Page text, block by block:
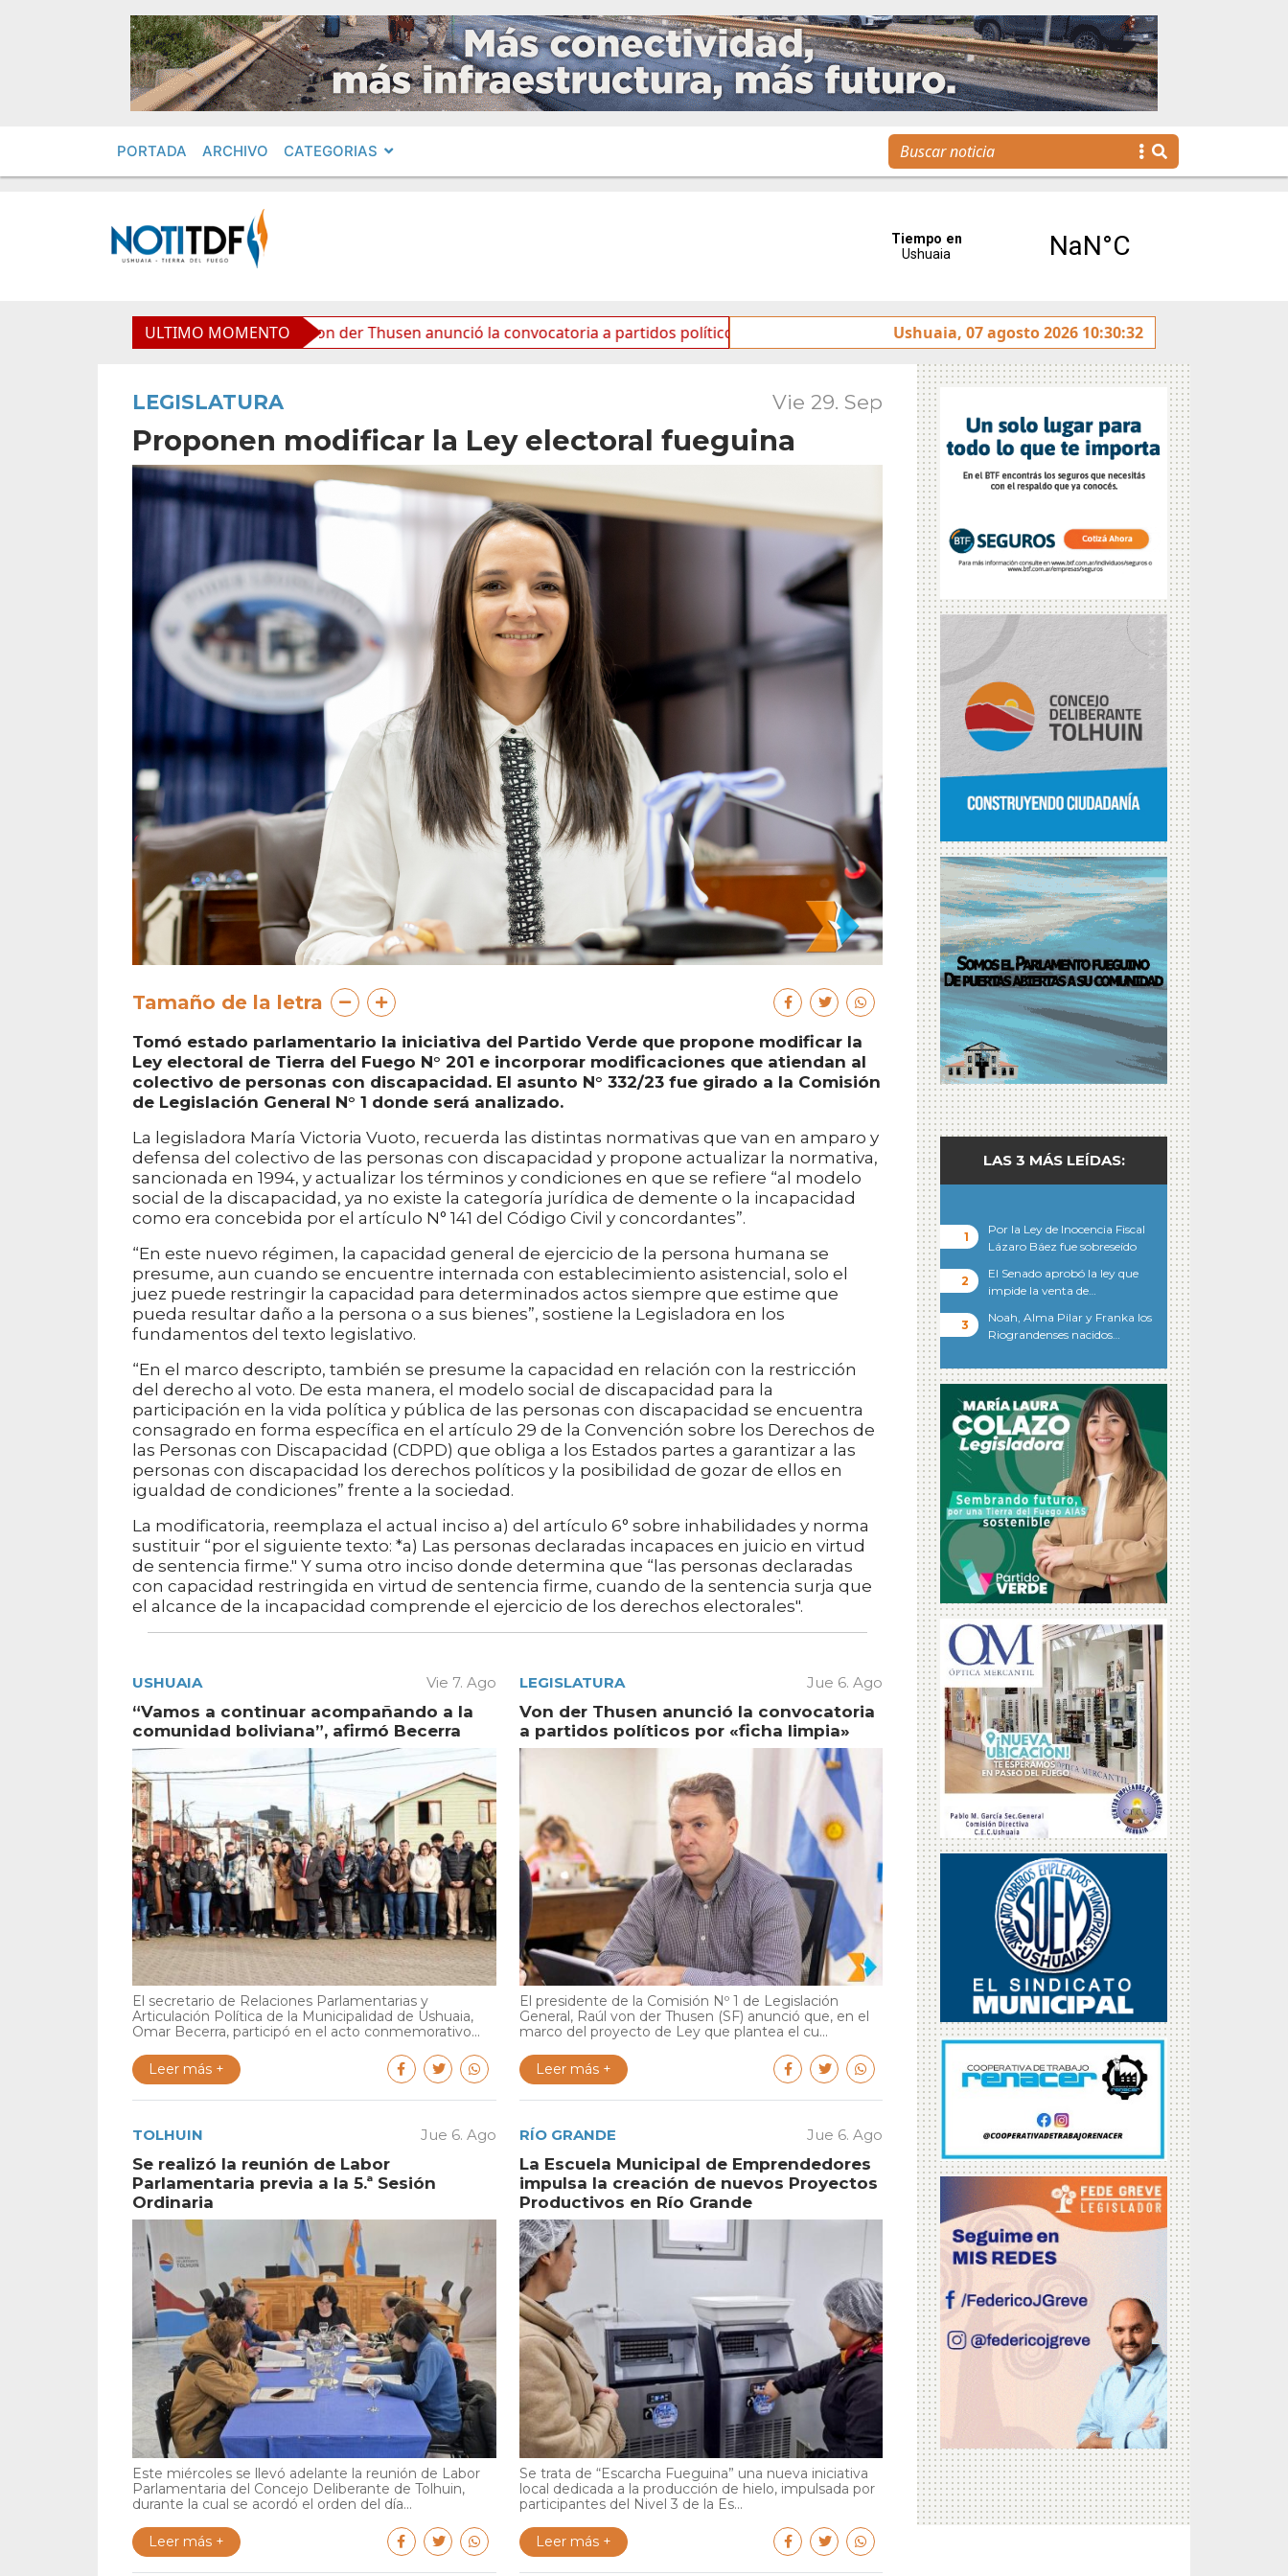
PORTADA ARCHIVO CATEGORIAS
ULTIMO MOMENTO
afirmó Becerra Von der Thusen anunció la convocatoria a partidos políticos por «ficha limpia» Se realizó la reunión de Labor Parlamentaria previa a la
Ushuaia, 07 agosto 2026 10:30:32
LEGISLATURA Vie 29. Sep
Proponen modificar la Ley electoral fueguina
Tamaño de la letra
Tomó estado parlamentario la iniciativa del Partido Verde que propone modificar la
Ley electoral de Tierra del Fuego N° 201 e incorporar modificaciones que atiendan al
colectivo de personas con discapacidad. El asunto N° 332/23 fue girado a la Comisión
de Legislación General N° 1 donde será analizado.
La legisladora María Victoria Vuoto, recuerda las distintas normativas que van en amparo y
defensa del colectivo de las personas con discapacidad y propone actualizar la normativa,
sancionada en 1994, y actualizar los términos y condiciones en que se refiere “al modelo
social de la discapacidad, ya no existe la categoría jurídica de demente o la incapacidad
como era concebida por el artículo N° 141 del Código Civil y concordantes”.
“En este nuevo régimen, la capacidad general de ejercicio de la persona humana se
presume, aun cuando se encuentre internada con establecimiento asistencial, solo el
juez puede restringir la capacidad para determinados actos siempre que estime que
pueda resultar daño a la persona o a sus bienes”, sostiene la Legisladora en los
fundamentos del texto legislativo.
“En el marco descripto, también se presume la capacidad en relación con la restricción
del derecho al voto. De esta manera, el modelo social de discapacidad para la
participación en la vida política y pública de las personas con discapacidad se encuentra
consagrado en forma específica en el artículo 29 de la Convención sobre los Derechos de
las Personas con Discapacidad (CDPD) que obliga a los Estados partes a garantizar a las
personas con discapacidad los derechos políticos y la posibilidad de gozar de ellos en
igualdad de condiciones” frente a la sociedad.
La modificatoria, reemplaza el actual inciso a) del artículo 6° sobre inhabilidades y norma
sustituir “por el siguiente texto: *a) Las personas declaradas incapaces en juicio en virtud
de sentencia firme." Y suma otro inciso donde determina que “las personas declaradas
con capacidad restringida en virtud de sentencia firme, cuando de la sentencia surja que
el alcance de la incapacidad comprende el ejercicio de los derechos electorales".
USHUAIA Vie 7. Ago
“Vamos a continuar acompañando a la
comunidad boliviana”, afirmó Becerra
El secretario de Relaciones Parlamentarias y
Articulación Política de la Municipalidad de Ushuaia,
Omar Becerra, participó en el acto conmemorativo...
Leer más +
LEGISLATURA Jue 6. Ago
Von der Thusen anunció la convocatoria
a partidos políticos por «ficha limpia»
El presidente de la Comisión Nº 1 de Legislación
General, Raúl von der Thusen (SF) anunció que, en el
marco del proyecto de Ley que plantea el cu...
Leer más +
TOLHUIN Jue 6. Ago
Se realizó la reunión de Labor
Parlamentaria previa a la 5.ª Sesión
Ordinaria
Este miércoles se llevó adelante la reunión de Labor
Parlamentaria del Concejo Deliberante de Tolhuin,
durante la cual se acordó el orden del día...
Leer más +
RÍO GRANDE Jue 6. Ago
La Escuela Municipal de Emprendedores
impulsa la creación de nuevos Proyectos
Productivos en Río Grande
Se trata de “Escarcha Fueguina” una nueva iniciativa
local dedicada a la producción de hielo, impulsada por
participantes del Nivel 3 de la Es...
Leer más +
LAS 3 MÁS LEÍDAS:
Por la Ley de Inocencia Fiscal
Lázaro Báez fue sobreseído
El Senado aprobó la ley que
impide la venta de…
Noah, Alma Pilar y Franka los
Riograndenses nacidos…